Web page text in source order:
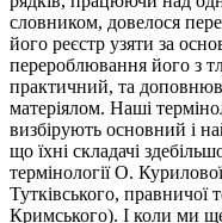
словником, довелося
його реєстр узяти за
перероблювання його з
практичний, та
матеріялом. Наші
визбірують основний і
що їхні складачі
термінології О.
Тутківського, правничої
Кримського). І коли ми